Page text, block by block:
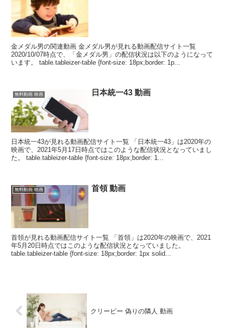
金メダル男の関連動画 金メダル男が見れる動画配信サイト一覧
2020/10/07時点で、「金メダル男」の配信状況は以下のようになって
います。 table.tableizer-table {font-size: 18px;border: 1p...
無料動画 映画 日本統一43 動画
日本統一43が見れる動画配信サイト一覧 「日本統一43」は2020年の
映画で、2021年5月17日時点ではこのような配信状況となっていまし
た。 table.tableizer-table {font-size: 18px;border: 1...
無料動画 映画 首領 動画
首領が見れる動画配信サイト一覧 「首領」は2020年の映画で、2021
年5月20日時点ではこのような配信状況となっていました。
table.tableizer-table {font-size: 18px;border: 1px solid...
クリーピー 偽りの隣人 動画